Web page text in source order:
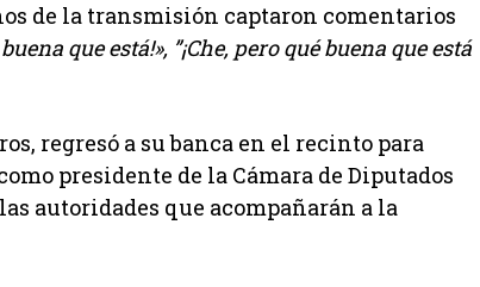
de la transmisión captaron comentarios
que está!», ”¡Che, pero qué buena que está
regresó a su banca en el recinto para
presidente de la Cámara de Diputados
autoridades que acompañarán a la